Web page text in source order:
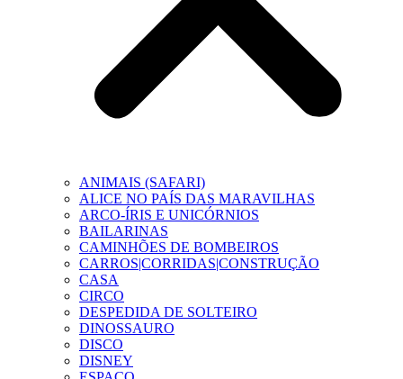
ANIMAIS (SAFARI)
ALICE NO PAÍS DAS MARAVILHAS
ARCO-ÍRIS E UNICÓRNIOS
BAILARINAS
CAMINHÕES DE BOMBEIROS
CARROS|CORRIDAS|CONSTRUÇÃO
CASA
CIRCO
DESPEDIDA DE SOLTEIRO
DINOSSAURO
DISCO
DISNEY